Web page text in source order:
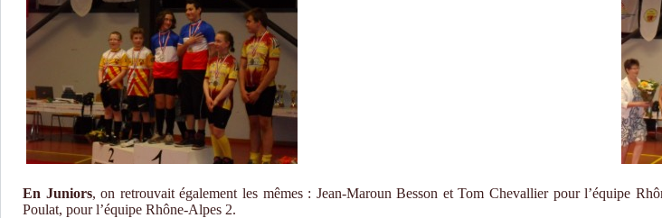
En Juniors, on retrouvait également les mêmes : Jean-Maroun Besson et Tom Chevallier pour l’équipe
Poulat, pour l’équipe Rhône-Alpes 2.